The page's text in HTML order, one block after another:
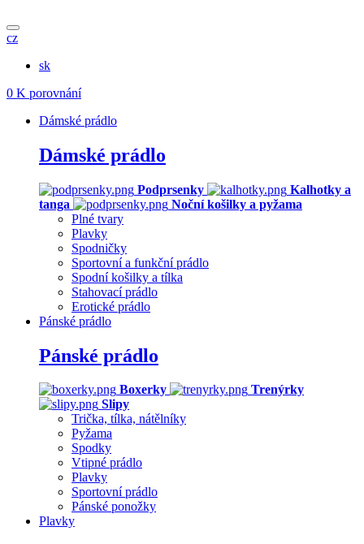
cz
sk
0 K porovnání
Dámské prádlo
Dámské prádlo
Podprsenky
Kalhotky a
tanga
Noční košilky a pyžama
Plné tvary
Plavky
Spodničky
Sportovní a funkční prádlo
Spodní košilky a tílka
Stahovací prádlo
Erotické prádlo
Pánské prádlo
Pánské prádlo
Boxerky
Trenýrky
Slipy
Trička, tílka, nátělníky
Pyžama
Spodky
Vtipné prádlo
Plavky
Sportovní prádlo
Pánské ponožky
Plavky